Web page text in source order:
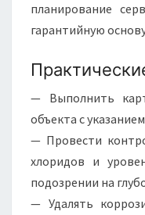
планирование
гарантийную
— Выполнить
объекта с
— Провести
хлоридов и
подозрении на
— Удалять